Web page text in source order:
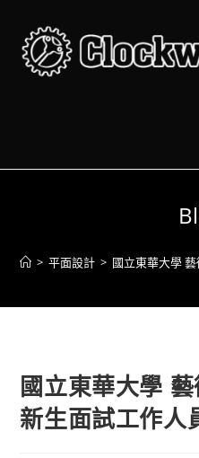
content
> 平面設計 > 國立東華大學
國立東華大學
新生面試工作人